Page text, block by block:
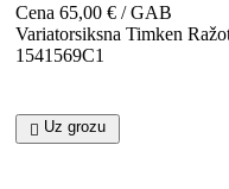
Cena 65,00 € / GAB
Variatorsiksna Timken
1541569C1
 Uz grozu